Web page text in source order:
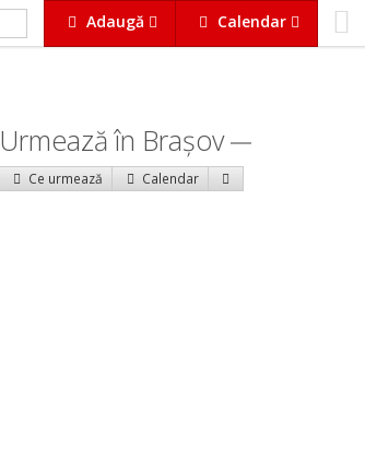
Adaugă Calendar
Urmează în Braşov
Ce urmează Calendar